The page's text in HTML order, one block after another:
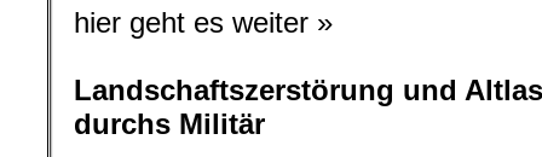
hier geht es weiter »
Landschaftszerstörung und
durchs Militär